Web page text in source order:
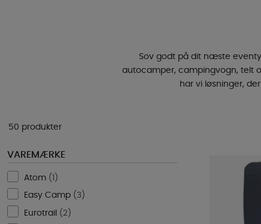
Sov godt på dit næste
autocamper, campingvogn, telt
har vi løsninger,
50 produkter
VAREMÆRKE
Atom ( )
Easy Camp ( 3)
Eurotrail ( 2 )